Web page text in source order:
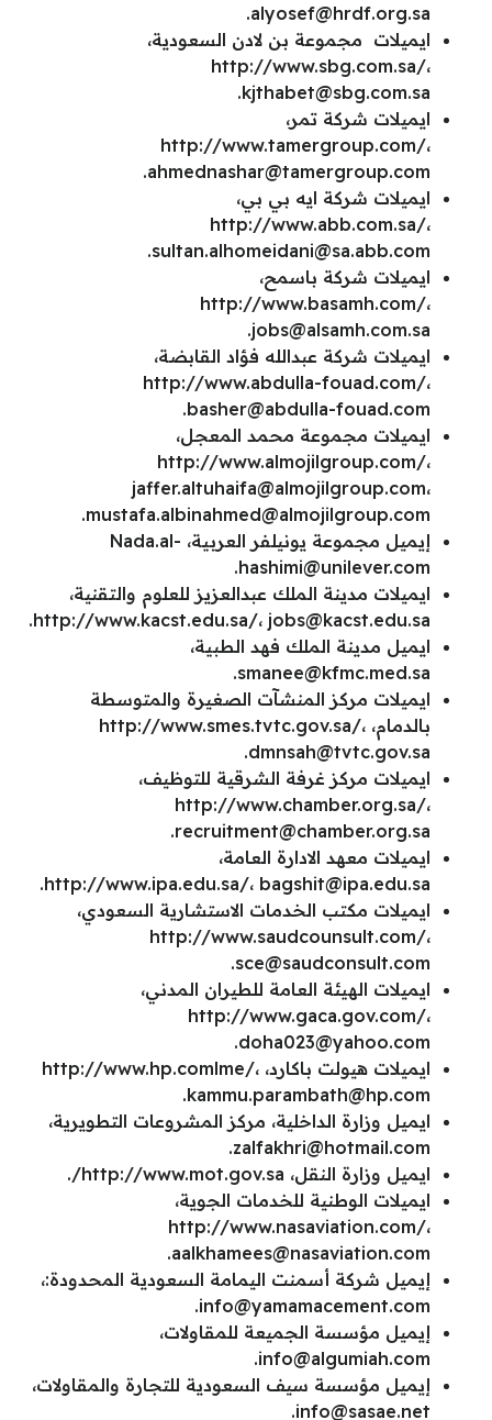
alyosef@hrdf.org.sa
.
ايميلات مجموعة بن لادن السعودية،
http://www.sbg.com.sa/،
kjthabet@sbg.com.sa
.
ايميلات شركة تمر،
http://www.tamergroup.com/،
ahmednashar@tamergroup.com
.
ايميلات شركة ايه بي بي،
http://www.abb.com.sa/،
sultan.alhomeidani@sa.abb.com
.
ايميلات شركة باسمح،
http://www.basamh.com/،
jobs@alsamh.com.sa
.
ايميلات شركة عبدالله فؤاد القابضة،
http://www.abdulla-fouad.com/،
basher@abdulla-fouad.com
.
ايميلات مجموعة محمد المعجل،
http://www.almojilgroup.com/،
jaffer.altuhaifa@almojilgroup.com،
mustafa.albinahmed@almojilgroup.com
.
إيميل مجموعة يونيلفر العربية، Nada.al-
hashimi@unilever.com
.
ايميلات مدينة الملك عبدالعزيز للعلوم والتقنية،
http://www.kacst.edu.sa/، jobs@kacst.edu.sa
.
ايميل مدينة الملك فهد الطبية،
smanee@kfmc.med.sa
.
ايميلات مركز المنشآت الصغيرة والمتوسطة
بالدمام، http://www.smes.tvtc.gov.sa/،
dmnsah@tvtc.gov.sa
.
ايميلات مركز غرفة الشرقية للتوظيف،
http://www.chamber.org.sa/،
recruitment@chamber.org.sa
.
ايميلات معهد الادارة العامة،
http://www.ipa.edu.sa/، bagshit@ipa.edu.sa
.
ايميلات مكتب الخدمات الاستشارية السعودي،
http://www.saudcounsult.com/،
sce@saudconsult.com
.
ايميلات الهيئة العامة للطيران المدني،
http://www.gaca.gov.com/،
doha023@yahoo.com
.
ايميلات هيولت باكارد، http://www.hp.comlme/،
kammu.parambath@hp.com
.
ايميل وزارة الداخلية، مركز المشروعات التطويرية،
zalfakhri@hotmail.com
.
ايميل وزارة النقل، http://www.mot.gov.sa/.
ايميلات الوطنية للخدمات الجوية،
http://www.nasaviation.com/،
aalkhamees@nasaviation.com
.
إيميل شركة أسمنت اليمامة السعودية المحدودة:،
info@yamamacement.com
.
إيميل مؤسسة الجميعة للمقاولات،
info@algumiah.com
.
إيميل مؤسسة سيف السعودية للتجارة والمقاولات،
info@sasae.net
.